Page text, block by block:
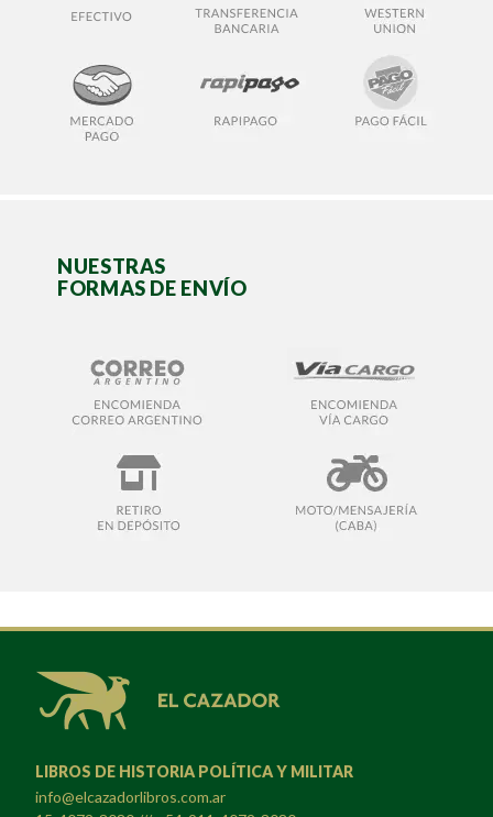
NUESTRAS
FORMAS DE ENVÍO
LIBROS DE HISTORIA POLÍTICA Y MILITAR
info@elcazadorlibros.com.ar